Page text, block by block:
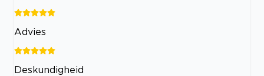
Advies
Deskundigheid